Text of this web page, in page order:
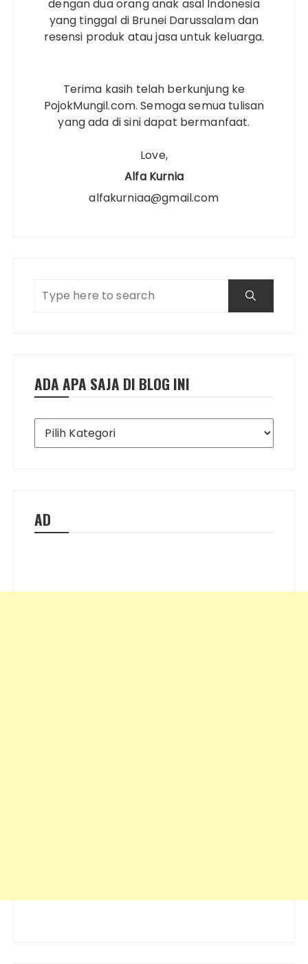
dengan dua orang anak asal Indonesia
yang tinggal di Brunei Darussalam dan
resensi produk atau jasa untuk keluarga.
Terima kasih telah berkunjung ke
PojokMungil.com. Semoga semua tulisan
yang ada di sini dapat bermanfaat.
Love,
Alfa Kurnia
alfakurniaa@gmail.com
ADA APA SAJA DI BLOG INI
Ada
Apa
AD